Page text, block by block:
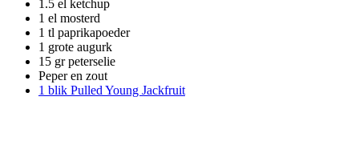
1.5 el ketchup
1 el mosterd
1 tl paprikapoeder
1 grote augurk
15 gr peterselie
Peper en zout
1 blik Pulled Young Jackfruit